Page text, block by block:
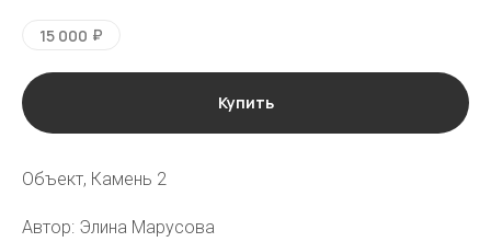
15 000 ₽
Купить
Объект, Камень 2
Автор: Элина Марусова
vk